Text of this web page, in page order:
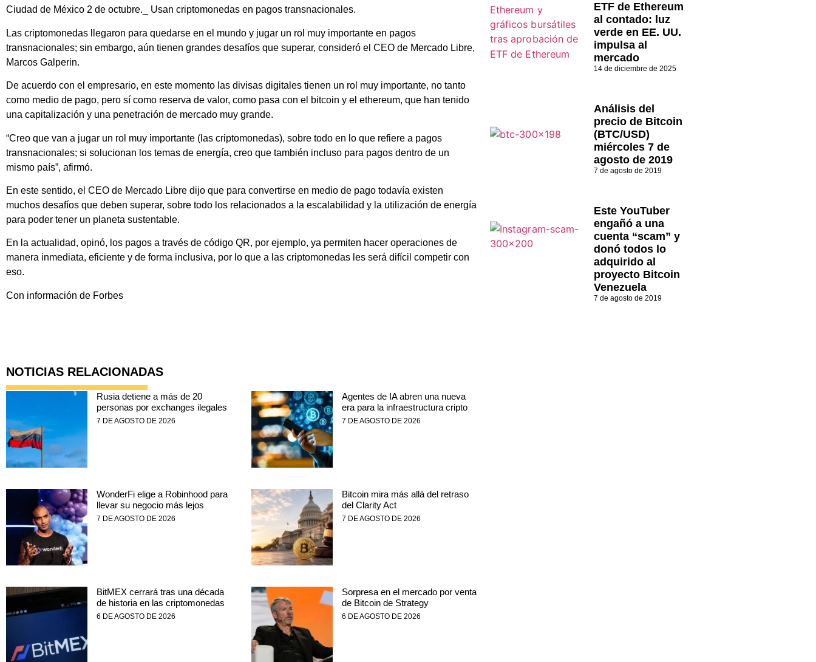
Ciudad de México 2 de octubre._ Usan criptomonedas en pagos transnacionales.
Las criptomonedas llegaron para quedarse en el mundo y jugar un rol muy importante en pagos
transnacionales; sin embargo, aún tienen grandes desafíos que superar, consideró el CEO de Mercado Libre,
Marcos Galperin.
De acuerdo con el empresario, en este momento las divisas digitales tienen un rol muy importante, no tanto
como medio de pago, pero sí como reserva de valor, como pasa con el bitcoin y el ethereum, que han tenido
una capitalización y una penetración de mercado muy grande.
“Creo que van a jugar un rol muy importante (las criptomonedas), sobre todo en lo que refiere a pagos
transnacionales; si solucionan los temas de energía, creo que también incluso para pagos dentro de un
mismo país”, afirmó.
En este sentido, el CEO de Mercado Libre dijo que para convertirse en medio de pago todavía existen
muchos desafíos que deben superar, sobre todo los relacionados a la escalabilidad y la utilización de energía
para poder tener un planeta sustentable.
En la actualidad, opinó, los pagos a través de código QR, por ejemplo, ya permiten hacer operaciones de
manera inmediata, eficiente y de forma inclusiva, por lo que a las criptomonedas les será difícil competir con
eso.
Con información de Forbes
NOTICIAS RELACIONADAS
Rusia detiene a más de 20
personas por exchanges ilegales
7 DE AGOSTO DE 2026
Agentes de IA abren una nueva
era para la infraestructura cripto
7 DE AGOSTO DE 2026
WonderFi elige a Robinhood para
llevar su negocio más lejos
7 DE AGOSTO DE 2026
Bitcoin mira más allá del retraso
del Clarity Act
7 DE AGOSTO DE 2026
BitMEX cerrará tras una década
de historia en las criptomonedas
6 DE AGOSTO DE 2026
Sorpresa en el mercado por venta
de Bitcoin de Strategy
6 DE AGOSTO DE 2026
ETF de Ethereum
al contado: luz
verde en EE. UU.
impulsa al
mercado
14 de diciembre de 2025
Análisis del
precio de Bitcoin
(BTC/USD)
miércoles 7 de
agosto de 2019
7 de agosto de 2019
Este YouTuber
engañó a una
cuenta “scam” y
donó todos lo
adquirido al
proyecto Bitcoin
Venezuela
7 de agosto de 2019